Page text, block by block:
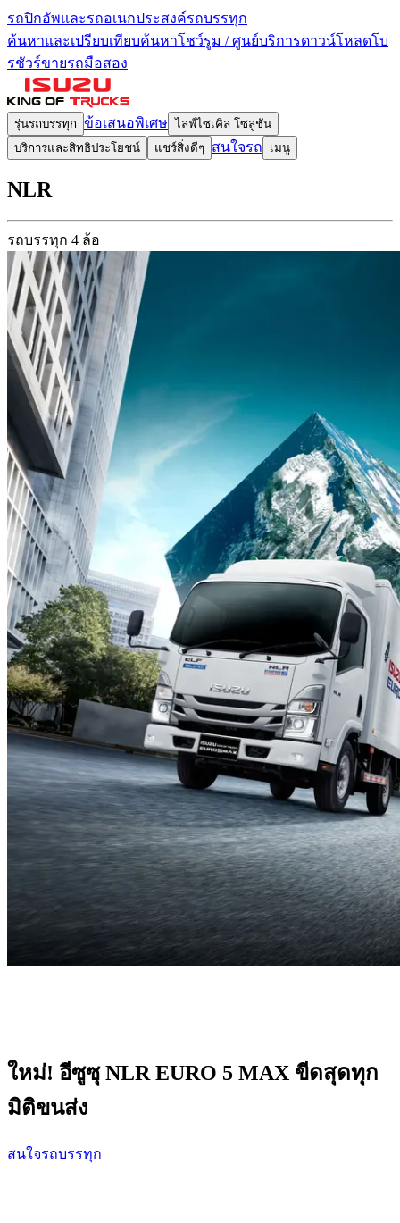
รถปิกอัพและรถอเนกประสงค์รถบรรทุก
ค้นหาและเปรียบเทียบค้นหาโชว์รูม / ศูนย์บริการดาวน์โหลดโบ
รชัวร์ขายรถมือสอง
รุ่นรถบรรทุก ข้อเสนอพิเศษ ไลฟ์ไซเคิล โซลูชัน
บริการและสิทธิประโยชน์
แชร์สิ่งดีๆ สนใจรถ เมนู
NLR
รถบรรทุก 4 ล้อ
ใหม่! อีซูซุ NLR EURO 5 MAX ขีดสุดทุก
มิติขนส่ง
สนใจรถบรรทุก